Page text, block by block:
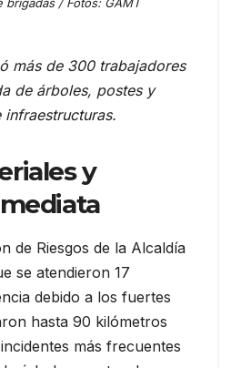
más de 300 trabajadores
de árboles, postes y
y
de Riesgos de la Alcaldía
se atendieron 17
debido a los fuertes
hasta 90 kilómetros
más frecuentes